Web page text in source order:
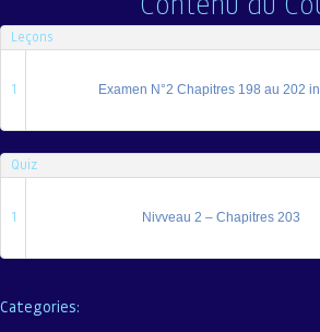
Leçons
1 Examen N°2 Chapitres 198 au 202
Quiz
1 Nivveau 2 – Chapitres 203
Categories: